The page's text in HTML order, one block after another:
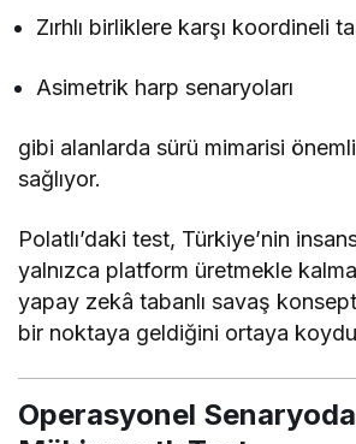
Zırhlı birliklere karşı koordineli
Asimetrik harp senaryoları
gibi alanlarda sürü mimarisi
sağlıyor.
Polatlı’daki test, Türkiye’nin
yalnızca platform üretmekle
yapay zekâ tabanlı savaş
bir noktaya geldiğini ortaya
Operasyonel